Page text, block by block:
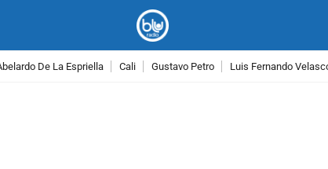
De La Espriella Cali Gustavo Petro Luis Fernando